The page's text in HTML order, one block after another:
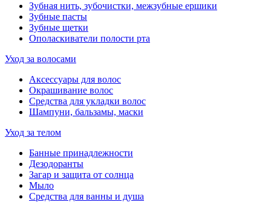
Зубная нить, зубочистки, межзубные ершики
Зубные пасты
Зубные щетки
Ополаскиватели полости рта
Уход за волосами
Аксессуары для волос
Окрашивание волос
Средства для укладки волос
Шампуни, бальзамы, маски
Уход за телом
Банные принадлежности
Дезодоранты
Загар и защита от солнца
Мыло
Средства для ванны и душа